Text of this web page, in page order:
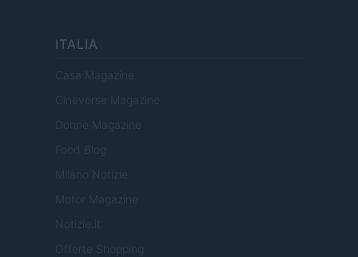
ITALIA
Casa Magazine
Cineverse Magazine
Donne Magazine
Food Blog
Milano Notizie
Motor Magazine
Notizie.it
Offerte Shopping